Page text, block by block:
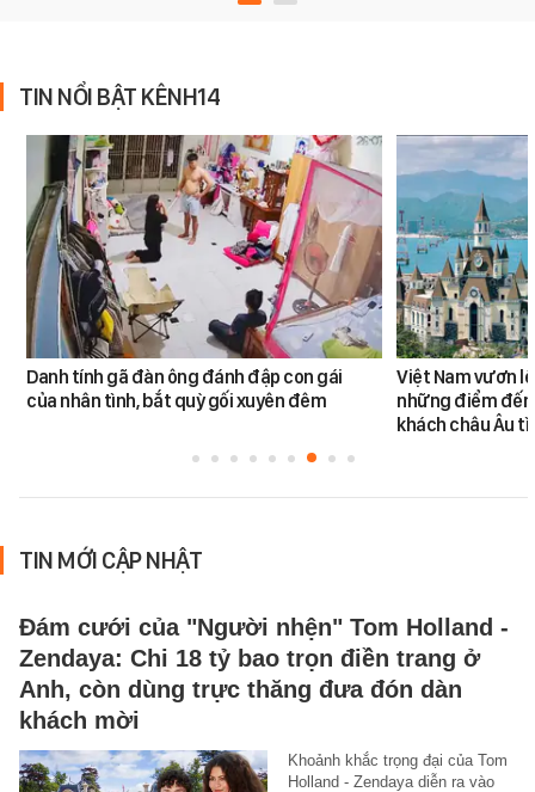
TIN NỔI BẬT KÊNH14
Danh tính gã đàn ông đánh đập con gái
của nhân tình, bắt quỳ gối xuyên đêm
Việt Nam vươn
những điểm
khách châu Âu
TIN MỚI CẬP NHẬT
Đám cưới của "Người nhện" Tom Holland -
Zendaya: Chi 18 tỷ bao trọn điền trang ở
Anh, còn dùng trực thăng đưa đón dàn
khách mời
Khoảnh khắc trọng đại của Tom
Holland - Zendaya diễn ra vào